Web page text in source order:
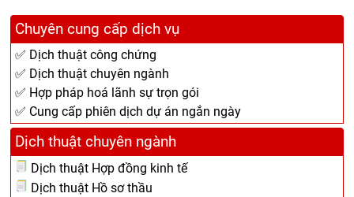
Chuyên cung cấp dịch vụ
✅ Dịch thuật công chứng
✅ Dịch thuật chuyên ngành
✅ Hợp pháp hoá lãnh sự trọn gói
✅ Cung cấp phiên dịch dự án ngắn ngày
Dịch thuật chuyên ngành
Dịch thuật Hợp đồng kinh tế
Dịch thuật Hồ sơ thầu